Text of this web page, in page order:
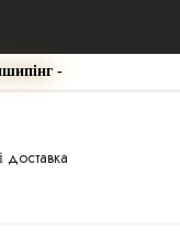
-
доставка